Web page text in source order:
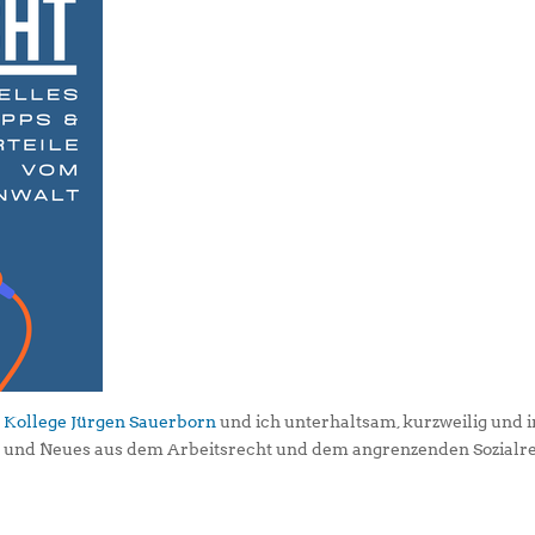
Jürgen Sauerbornund ich unterhaltsam, kurzweilig und
Neues aus dem Arbeitsrecht und dem angrenzenden